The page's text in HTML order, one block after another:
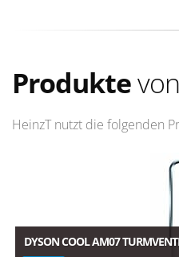
Produkte
HeinzT nutzt die folgenden
DYSON COOL AM07